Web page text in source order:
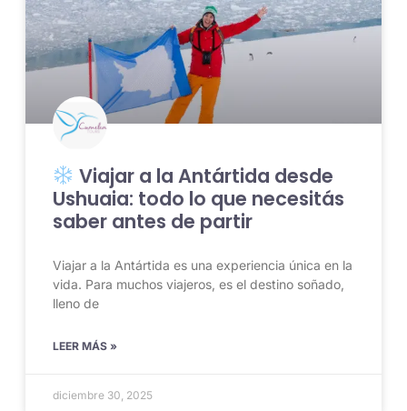
Viajar a la Antártida desde
Ushuaia: todo lo que necesitás
saber antes de partir
Viajar a la Antártida es una experiencia única en la
vida. Para muchos viajeros, es el destino soñado,
lleno de
LEER MÁS »
diciembre 30, 2025